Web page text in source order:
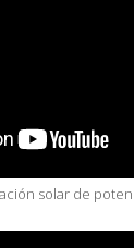
solar de